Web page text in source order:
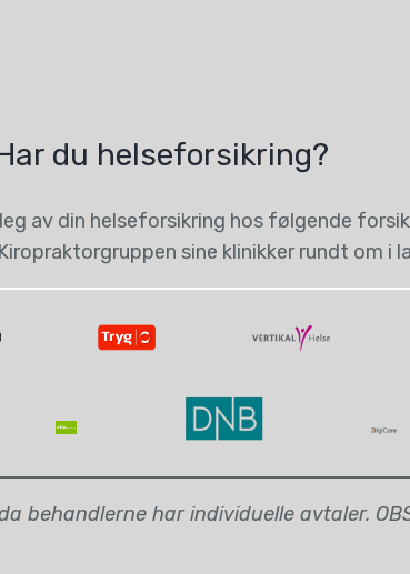
du helseforsikring?
av din helseforsikring hos følgende
sine klinikker rundt om i
behandlerne har individuelle avtaler.